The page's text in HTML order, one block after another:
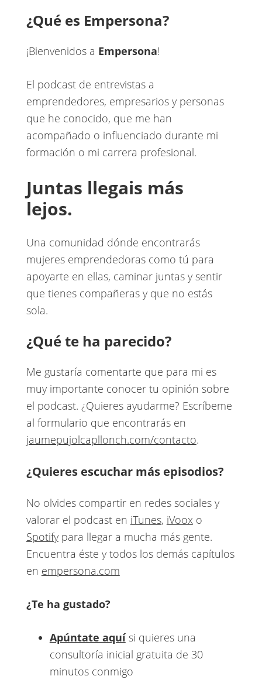
¿Qué es Empersona?
¡Bienvenidos a Empersona!
El podcast de entrevistas a
emprendedores, empresarios y personas
que he conocido, que me han
acompañado o influenciado durante mi
formación o mi carrera profesional.
Juntas llegais más
lejos.
Una comunidad dónde encontrarás
mujeres emprendedoras como tú para
apoyarte en ellas, caminar juntas y sentir
que tienes compañeras y que no estás
sola.
¿Qué te ha parecido?
Me gustaría comentarte que para mi es
muy importante conocer tu opinión sobre
el podcast. ¿Quieres ayudarme? Escríbeme
al formulario que encontrarás en
jaumepujolcapllonch.com/contacto.
¿Quieres escuchar más episodios?
No olvides compartir en redes sociales y
valorar el podcast en iTunes, iVoox o
Spotifypara llegar a mucha más gente.
Encuentra éste y todos los demás capítulos
en empersona.com
¿Te ha gustado?
Apúntate aquísi quieres una
consultoría inicial gratuita de 30
minutos conmigo